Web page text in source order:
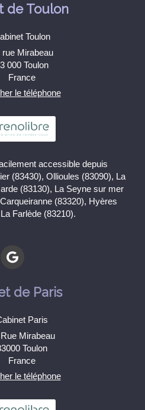
de Toulon
Toulon
rue Mirabeau
000 Toulon
France
le téléphone
accessible depuis
(83430), Ollioules (83090), La
(83130), La Seyne sur mer
(83320), Hyères
Farlède (83210).
de Paris
Paris
Mirabeau
Toulon
France
le téléphone